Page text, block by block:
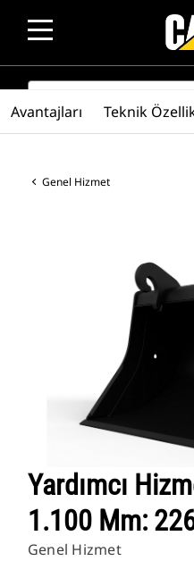
SEARCH
Genel Hizmet
Yardımcı
1.100 Mm:
Genel Hizmet
Avantajları Teknik